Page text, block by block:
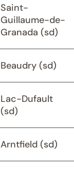
Saint-
Guillaume-de-
Granada (sd)
Beaudry (sd)
Lac-Dufault
(sd)
Arntfield (sd)